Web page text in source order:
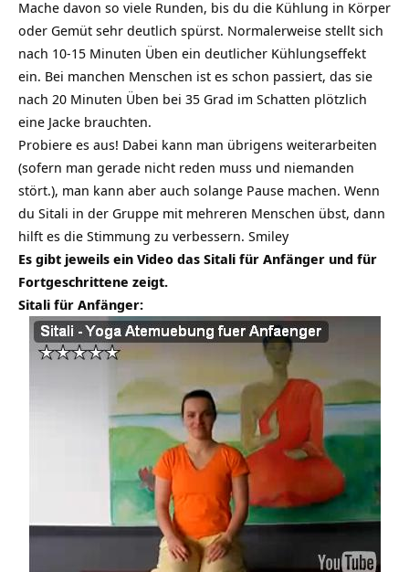
Mache davon so viele Runden, bis du die Kühlung in Körper
oder Gemüt sehr deutlich spürst. Normalerweise stellt sich
nach 10-15 Minuten Üben ein deutlicher Kühlungseffekt
ein. Bei manchen Menschen ist es schon passiert, das sie
nach 20 Minuten Üben bei 35 Grad im Schatten plötzlich
eine Jacke brauchten.
Probiere es aus! Dabei kann man übrigens weiterarbeiten
(sofern man gerade nicht reden muss und niemanden
stört.), man kann aber auch solange Pause machen. Wenn
du Sitali in der Gruppe mit mehreren Menschen übst, dann
hilft es die Stimmung zu verbessern. Smiley
Es gibt jeweils ein Video das Sitali für Anfänger und für
Fortgeschrittene zeigt.
Sitali für Anfänger: